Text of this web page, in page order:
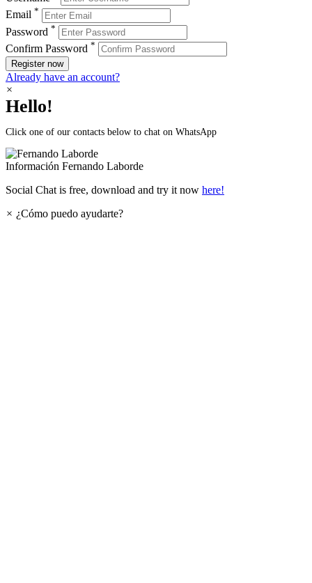
Email *
Password *
Confirm Password *
Register now
Already have an account?
×
Hello!
Click one of our contacts below to chat on WhatsApp
Información Fernando Laborde
Social Chat is free, download and try it now here!
× ¿Cómo puedo ayudarte?